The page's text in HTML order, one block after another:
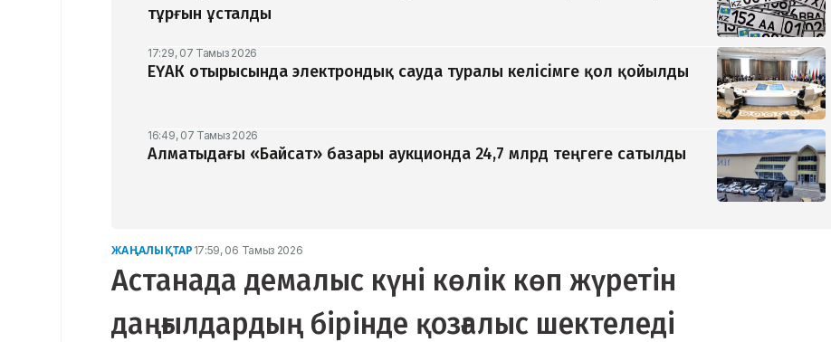
тұрғын ұсталды
17:29, 07 Тамыз 2026
ЕҮАК отырысында электрондық сауда туралы келісімге қол қойылды
16:49, 07 Тамыз 2026
Алматыдағы «Байсат» базары аукционда 24,7 млрд теңгеге сатылды
ЖАҢАЛЫҚТАР 17:59, 06 Тамыз 2026
Астанада демалыс күні көлік көп жүретін
даңғылдардың бірінде қозғалыс шектеледі